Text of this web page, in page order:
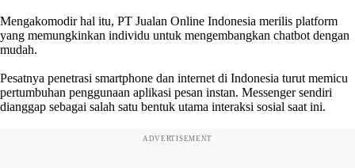
Mengakomodir hal itu, PT Jualan Online Indonesia merilis platform
yang memungkinkan individu untuk mengembangkan chatbot dengan
mudah.
Pesatnya penetrasi smartphone dan internet di Indonesia turut memicu
pertumbuhan penggunaan aplikasi pesan instan. Messenger sendiri
dianggap sebagai salah satu bentuk utama interaksi sosial saat ini.
ADVERTISEMENT